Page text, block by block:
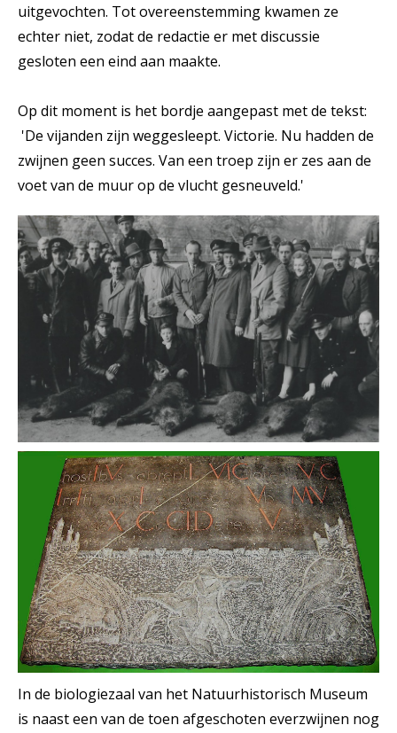
uitgevochten. Tot overeenstemming kwamen ze
echter niet, zodat de redactie er met discussie
gesloten een eind aan maakte.
Op dit moment is het bordje aangepast met de tekst:
'De vijanden zijn weggesleept. Victorie. Nu hadden de
zwijnen geen succes. Van een troep zijn er zes aan de
voet van de muur op de vlucht gesneuveld.'
In de biologiezaal van het Natuurhistorisch Museum
is naast een van de toen afgeschoten everzwijnen nog